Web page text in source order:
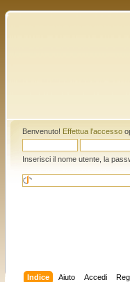
Benvenuto! Effettua l'accesso
Inserisci il nome utente, la
Indice Aiuto Accedi